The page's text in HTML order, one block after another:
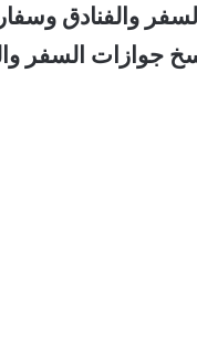
والفنادق
جوازات السفر